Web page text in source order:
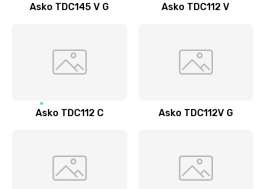
Asko TDC145 V G Asko TDC112 V
Asko TDC112 C Asko TDC112V G